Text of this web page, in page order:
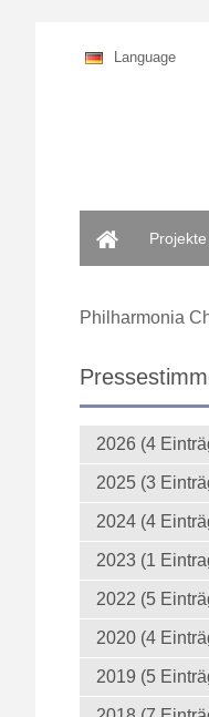
Language
Projekte
Philharmonia
2026 (4
2025 (3
2024 (4
2023 (1
2022 (5
2020 (4
2019 (5